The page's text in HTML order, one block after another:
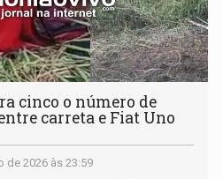
cinco o número de
carreta e Fiat Uno
de 2026 às 23:59